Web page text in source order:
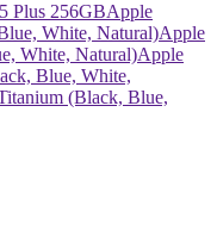
Plus 256GBApple
White, Natural)Apple
White, Natural)Apple
Blue, White,
(Black, Blue,